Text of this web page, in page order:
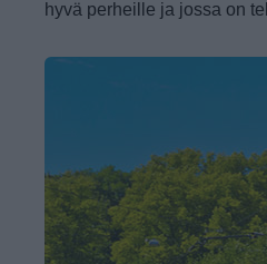
hyvä perheille ja jossa on